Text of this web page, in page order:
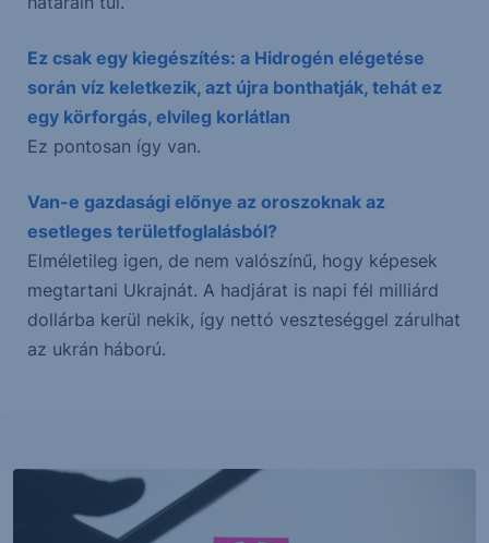
Ez csak egy kiegészítés: a Hidrogén elégetése
során víz keletkezik, azt újra bonthatják, tehát ez
egy körforgás, elvileg korlátlan
Ez pontosan így van.
Van-e gazdasági előnye az oroszoknak az
esetleges területfoglalásból?
Elméletileg igen, de nem valószínű, hogy képesek
megtartani Ukrajnát. A hadjárat is napi fél milliárd
dollárba kerül nekik, így nettó veszteséggel zárulhat
az ukrán háború.